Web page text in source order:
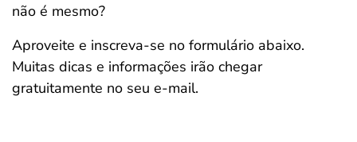
não é mesmo?
Aproveite e inscreva-se no formulário abaixo.
Muitas dicas e informações irão chegar
gratuitamente no seu e-mail.